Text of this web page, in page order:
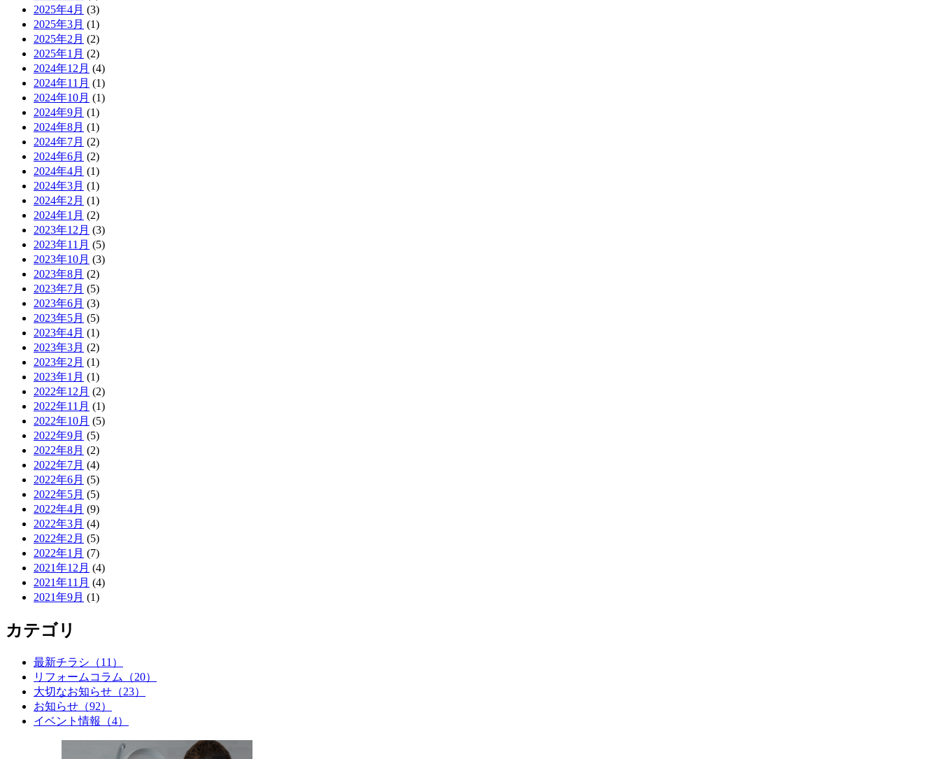
2025年4月 (3)
2025年3月 (1)
2025年2月 (2)
2025年1月 (2)
2024年12月 (4)
2024年11月 (1)
2024年10月 (1)
2024年9月 (1)
2024年8月 (1)
2024年7月 (2)
2024年6月 (2)
2024年4月 (1)
2024年3月 (1)
2024年2月 (1)
2024年1月 (2)
2023年12月 (3)
2023年11月 (5)
2023年10月 (3)
2023年8月 (2)
2023年7月 (5)
2023年6月 (3)
2023年5月 (5)
2023年4月 (1)
2023年3月 (2)
2023年2月 (1)
2023年1月 (1)
2022年12月 (2)
2022年11月 (1)
2022年10月 (5)
2022年9月 (5)
2022年8月 (2)
2022年7月 (4)
2022年6月 (5)
2022年5月 (5)
2022年4月 (9)
2022年3月 (4)
2022年2月 (5)
2022年1月 (7)
2021年12月 (4)
2021年11月 (4)
2021年9月 (1)
カテゴリ
最新チラシ（11）
リフォームコラム（20）
大切なお知らせ（23）
お知らせ（92）
イベント情報（4）